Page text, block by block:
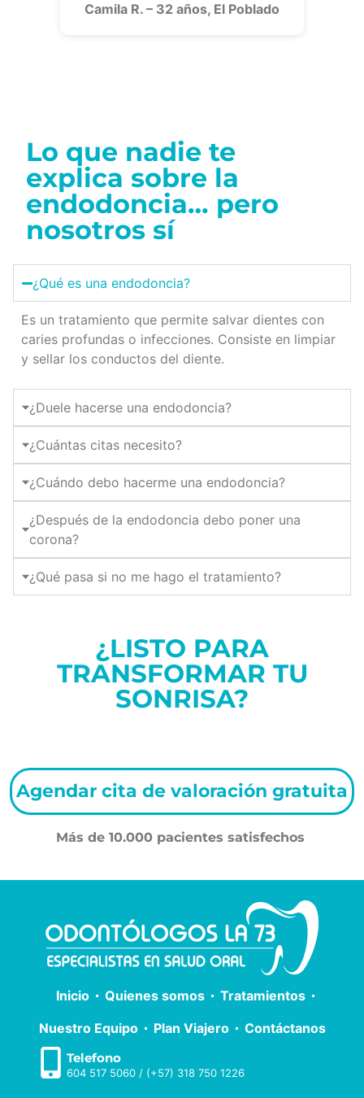
Camila R. – 32 años, El Poblado
Lo que nadie te
explica sobre la
endodoncia… pero
nosotros sí
¿Qué es una endodoncia?
Es un tratamiento que permite salvar dientes con
caries profundas o infecciones. Consiste en limpiar
y sellar los conductos del diente.
¿Duele hacerse una endodoncia?
¿Cuántas citas necesito?
¿Cuándo debo hacerme una endodoncia?
¿Después de la endodoncia debo poner una
corona?
¿Qué pasa si no me hago el tratamiento?
¿LISTO PARA
TRANSFORMAR TU
SONRISA?
Agendar cita de valoración gratuita
Más de 10.000 pacientes satisfechos
Inicio Quienes somos
Tratamientos
Nuestro Equipo
Plan Viajero Contáctanos
Telefono
604 517 5060/ (+57) 318 750 1226